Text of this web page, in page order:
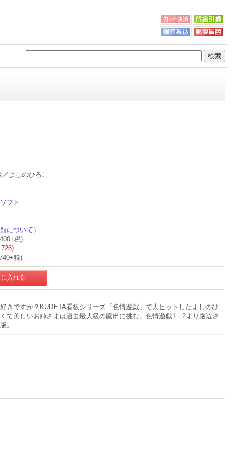
／よしのひろこ
フト
について ）
税)
税)
きですか？KUDETA看板シリーズ「色情遊戯」で大ヒットしたよしのひ
て美しいお姉さまは過去最大級の露出に挑む。色情遊戯1，2より厳選さ
。